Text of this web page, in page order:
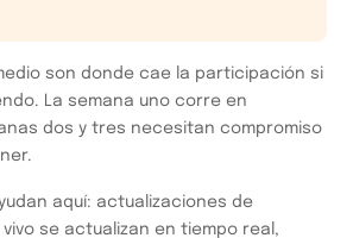
son donde cae la participación si
La semana uno corre en
dos y tres necesitan compromiso
aquí: actualizaciones de
se actualizan en tiempo real,